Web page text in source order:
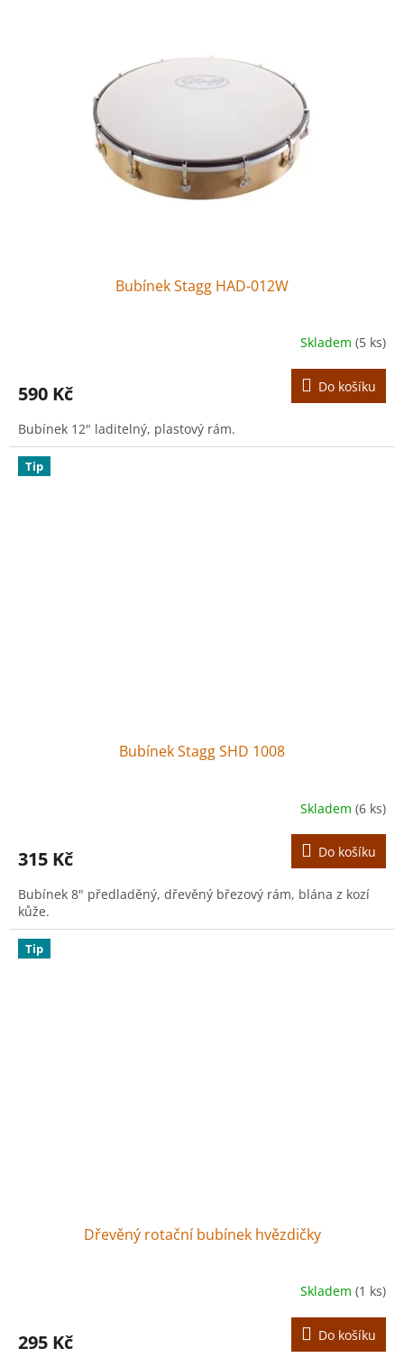
Bubínek Stagg HAD-012W
Skladem (5 ks)
590 Kč Do košíku
Bubínek 12" laditelný, plastový rám.
Tip
Bubínek Stagg SHD 1008
Skladem (6 ks)
315 Kč Do košíku
Bubínek 8" předladěný, dřevěný březový rám, blána z kozí
kůže.
Tip
Dřevěný rotační bubínek hvězdičky
Skladem (1 ks)
295 Kč Do košíku